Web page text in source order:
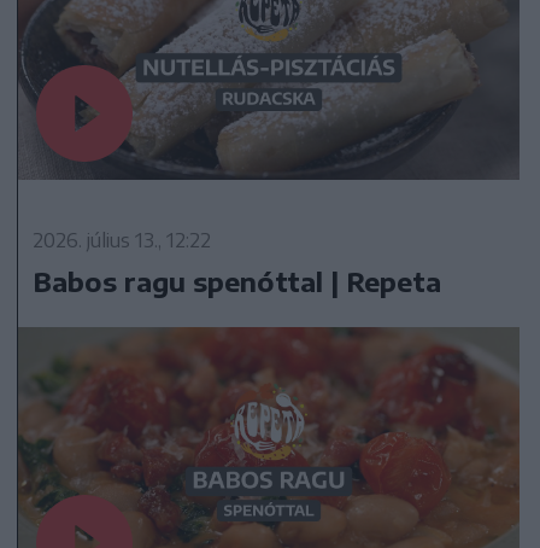
2026. július 13., 12:22
Babos ragu spenóttal | Repeta